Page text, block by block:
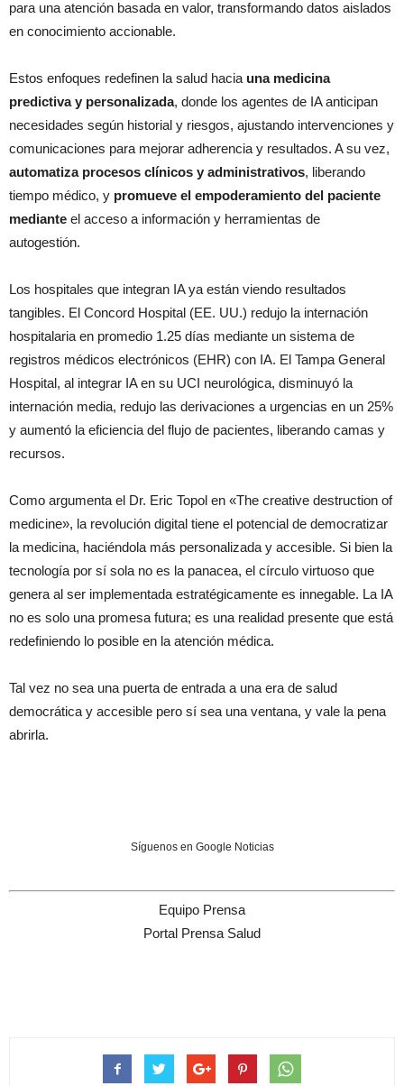
para una atención basada en valor, transformando datos aislados
en conocimiento accionable.
Estos enfoques redefinen la salud hacia una medicina
predictiva y personalizada, donde los agentes de IA anticipan
necesidades según historial y riesgos, ajustando intervenciones y
comunicaciones para mejorar adherencia y resultados. A su vez,
automatiza procesos clínicos y administrativos, liberando
tiempo médico, y promueve el empoderamiento del paciente
mediante el acceso a información y herramientas de
autogestión.
Los hospitales que integran IA ya están viendo resultados
tangibles. El Concord Hospital (EE. UU.) redujo la internación
hospitalaria en promedio 1.25 días mediante un sistema de
registros médicos electrónicos (EHR) con IA. El Tampa General
Hospital, al integrar IA en su UCI neurológica, disminuyó la
internación media, redujo las derivaciones a urgencias en un 25%
y aumentó la eficiencia del flujo de pacientes, liberando camas y
recursos.
Como argumenta el Dr. Eric Topol en «The creative destruction of
medicine», la revolución digital tiene el potencial de democratizar
la medicina, haciéndola más personalizada y accesible. Si bien la
tecnología por sí sola no es la panacea, el círculo virtuoso que
genera al ser implementada estratégicamente es innegable. La IA
no es solo una promesa futura; es una realidad presente que está
redefiniendo lo posible en la atención médica.
Tal vez no sea una puerta de entrada a una era de salud
democrática y accesible pero sí sea una ventana, y vale la pena
abrirla.
Síguenos en Google Noticias
Equipo Prensa
Portal Prensa Salud